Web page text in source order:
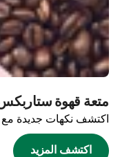
متعة قهوة
اكتشف نكهات جديدة
اكتشف المزيد